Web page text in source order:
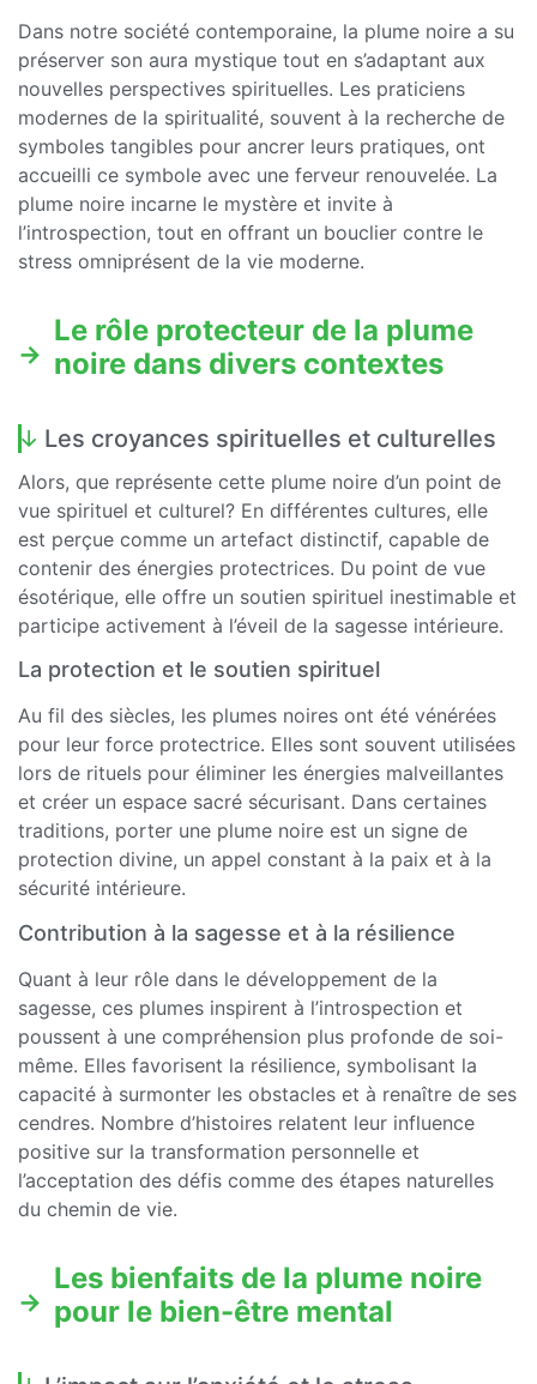
Dans notre société contemporaine, la plume noire a su
préserver son aura mystique tout en s’adaptant aux
nouvelles perspectives spirituelles. Les praticiens
modernes de la spiritualité, souvent à la recherche de
symboles tangibles pour ancrer leurs pratiques, ont
accueilli ce symbole avec une ferveur renouvelée. La
plume noire incarne le mystère et invite à
l’introspection, tout en offrant un bouclier contre le
stress omniprésent de la vie moderne.
Le rôle protecteur de la plume
noire dans divers contextes
Les croyances spirituelles et culturelles
Alors, que représente cette plume noire d’un point de
vue spirituel et culturel? En différentes cultures, elle
est perçue comme un artefact distinctif, capable de
contenir des énergies protectrices. Du point de vue
ésotérique, elle offre un soutien spirituel inestimable et
participe activement à l’éveil de la sagesse intérieure.
La protection et le soutien spirituel
Au fil des siècles, les plumes noires ont été vénérées
pour leur force protectrice. Elles sont souvent utilisées
lors de rituels pour éliminer les énergies malveillantes
et créer un espace sacré sécurisant. Dans certaines
traditions, porter une plume noire est un signe de
protection divine, un appel constant à la paix et à la
sécurité intérieure.
Contribution à la sagesse et à la résilience
Quant à leur rôle dans le développement de la
sagesse, ces plumes inspirent à l’introspection et
poussent à une compréhension plus profonde de soi-
même. Elles favorisent la résilience, symbolisant la
capacité à surmonter les obstacles et à renaître de ses
cendres. Nombre d’histoires relatent leur influence
positive sur la transformation personnelle et
l’acceptation des défis comme des étapes naturelles
du chemin de vie.
Les bienfaits de la plume noire
pour le bien-être mental